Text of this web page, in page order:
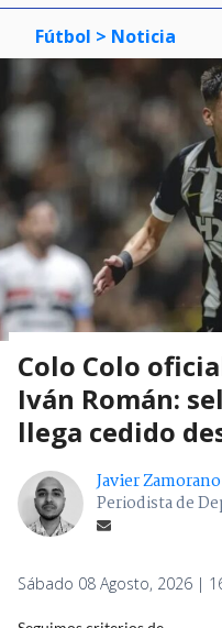
Fútbol > Noticia
Colo Colo
Iván Román:
llega cedido
Javier Zamorano
Periodista de
Sábado 08 Agosto, 2026 |